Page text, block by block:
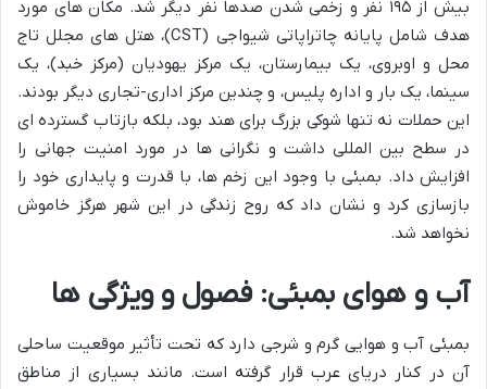
بیش از ۱۹۵ نفر و زخمی شدن صدها نفر دیگر شد. مکان های مورد
هدف شامل پایانه چاتراپاتی شیواجی (CST)، هتل های مجلل تاج
محل و اوبروی، یک بیمارستان، یک مرکز یهودیان (مرکز خبد)، یک
سینما، یک بار و اداره پلیس، و چندین مرکز اداری-تجاری دیگر بودند.
این حملات نه تنها شوکی بزرگ برای هند بود، بلکه بازتاب گسترده ای
در سطح بین المللی داشت و نگرانی ها در مورد امنیت جهانی را
افزایش داد. بمبئی با وجود این زخم ها، با قدرت و پایداری خود را
بازسازی کرد و نشان داد که روح زندگی در این شهر هرگز خاموش
نخواهد شد.
آب و هوای بمبئی: فصول و ویژگی ها
بمبئی آب و هوایی گرم و شرجی دارد که تحت تأثیر موقعیت ساحلی
آن در کنار دریای عرب قرار گرفته است. مانند بسیاری از مناطق